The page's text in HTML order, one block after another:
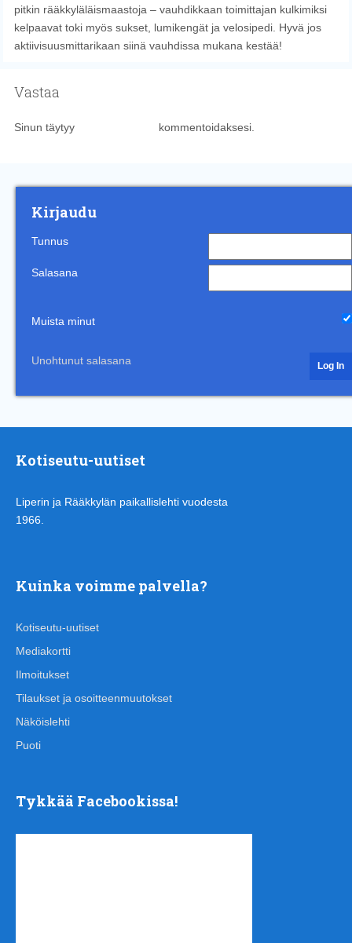
pitkin rääkkyläläismaastoja – vauhdikkaan toimittajan kulkimiksi
kelpaavat toki myös sukset, lumikengät ja velosipedi. Hyvä jos
aktiivisuusmittarikaan siinä vauhdissa mukana kestää!
Vastaa
Sinun täytyy kommentoidaksesi.
Kirjaudu
Tunnus
Salasana
Muista minut
Unohtunut salasana
Kotiseutu-uutiset
Liperin ja Rääkkylän paikallislehti vuodesta
1966.
Kuinka voimme palvella?
Kotiseutu-uutiset
Mediakortti
Ilmoitukset
Tilaukset ja osoitteenmuutokset
Näköislehti
Puoti
Tykkää Facebookissa!